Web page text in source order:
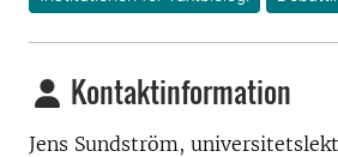
Kontaktinformation
Jens Sundström, universitets